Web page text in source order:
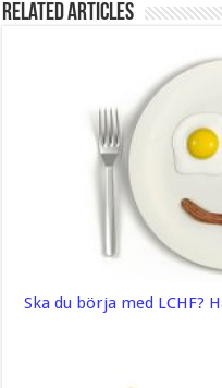
Related Articles
Ska du börja med LCHF?